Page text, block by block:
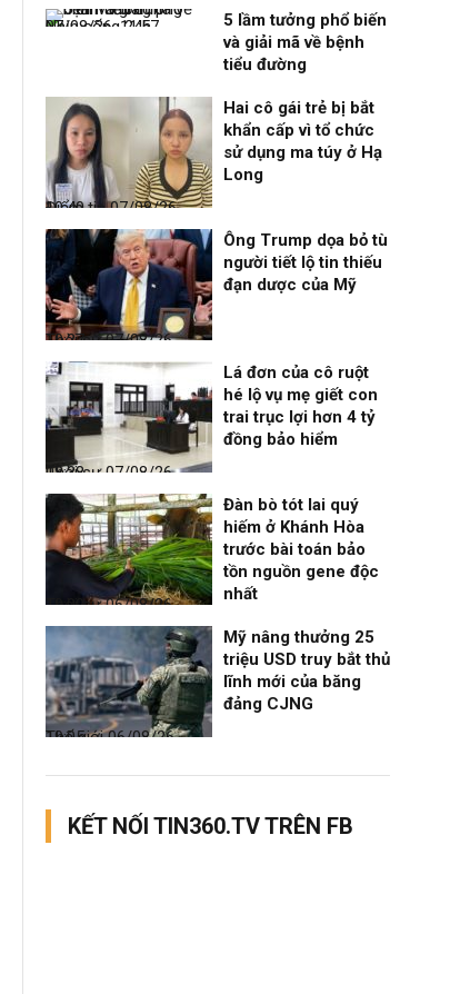
Nhịp sống 24h
07/08/26, 11:57
5 lầm tưởng phổ biến
và giải mã về bệnh
tiểu đường
Điểm tin
07/08/26, 10:40
Hai cô gái trẻ bị bắt
khẩn cấp vì tổ chức
sử dụng ma túy ở Hạ
Long
Thời sự
07/08/26, 10:27
Ông Trump dọa bỏ tù
người tiết lộ tin thiếu
đạn dược của Mỹ
Thời sự
07/08/26, 08:38
Lá đơn của cô ruột
hé lộ vụ mẹ giết con
trai trục lợi hơn 4 tỷ
đồng bảo hiểm
Thời sự
06/08/26, 19:09
Đàn bò tót lai quý
hiếm ở Khánh Hòa
trước bài toán bảo
tồn nguồn gene độc
nhất
Thế giới
06/08/26, 19:05
Mỹ nâng thưởng 25
triệu USD truy bắt thủ
lĩnh mới của băng
đảng CJNG
KẾT NỐI TIN360.TV TRÊN FB